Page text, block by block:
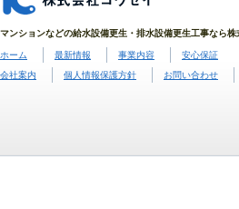
マンションなどの給水設備更生・排水設備更生工事なら株
ホーム 最新情報 事業内容
安心保証
会社案内
個人情報保護方針 お問い合わせ